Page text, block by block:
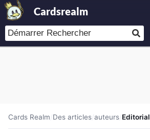
Cardsrealm
Cards Realm/Des articles/auteurs/Editorial